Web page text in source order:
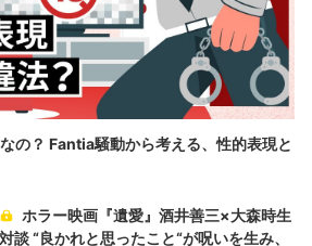
の？ Fantia騒動から考える、性的表現と
ホラー映画『遺愛』酒井善三×大森時生
対談 “良かれと思ったこと“が呪いを生み、